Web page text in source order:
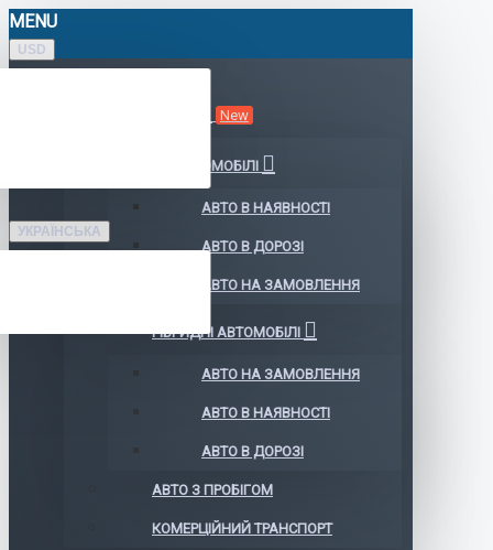
MENU
USD
УКРАЇНСЬКА
New
ЕЛЕКТРОМОБІЛІ
АВТО В НАЯВНОСТІ
АВТО В ДОРОЗІ
АВТО НА ЗАМОВЛЕННЯ
ГІБРИДНІ АВТОМОБІЛІ
АВТО НА ЗАМОВЛЕННЯ
АВТО В НАЯВНОСТІ
АВТО В ДОРОЗІ
АВТО З ПРОБІГОМ
КОМЕРЦІЙНИЙ ТРАНСПОРТ